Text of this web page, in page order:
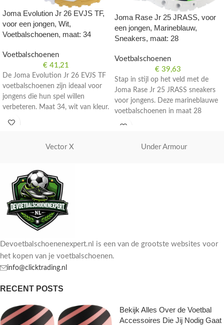
Joma Evolution Jr 26 EVJS TF,
voor een jongen, Wit,
Voetbalschoenen, maat: 34
Voetbalschoenen
€ 41,21
De Joma Evolution Jr 26 EVJS TF
voetbalschoenen zijn ideaal voor
jongens die hun spel willen
verbeteren. Maat 34, wit van kleur.
Joma Rase Jr 25 JRASS, voor
een jongen, Marineblauw,
Sneakers, maat: 28
Voetbalschoenen
€ 39,63
Stap in stijl op het veld met de
Joma Rase Jr 25 JRASS sneakers
voor jongens. Deze marineblauwe
voetbalschoenen in maat 28
Vector X Under Armour
Devoetbalschoenenexpert.nl is een van de grootste websites voor
het kopen van je voetbalschoenen.
info@clicktrading.nl
RECENT POSTS
Bekijk Alles Over de Voetbal
Accessoires Die Jij Nodig Gaat